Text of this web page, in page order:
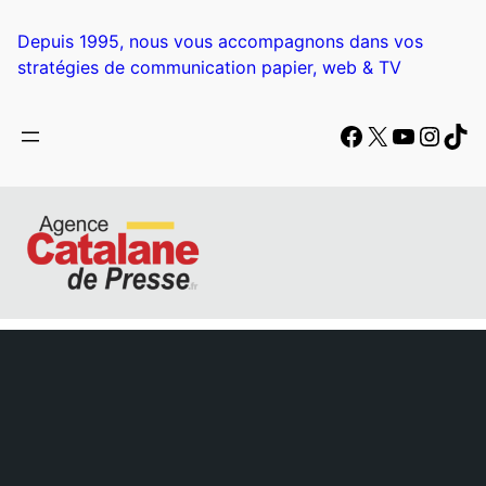
contenu
Depuis 1995, nous vous accompagnons dans vos
stratégies de communication papier, web & TV
Facebook
X